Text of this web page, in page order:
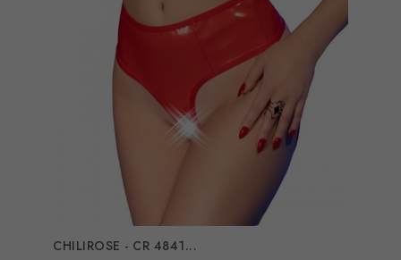
CHILIROSE - CR 4841...